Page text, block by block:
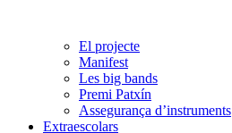
El projecte
Manifest
Les big bands
Premi Patxín
Assegurança d’instruments
Extraescolars